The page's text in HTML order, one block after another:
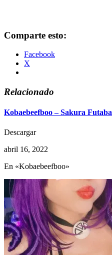
Comparte esto:
Facebook
X
Relacionado
Kobaebeefboo – Sakura Futaba
Descargar
abril 16, 2022
En «Kobaebeefboo»